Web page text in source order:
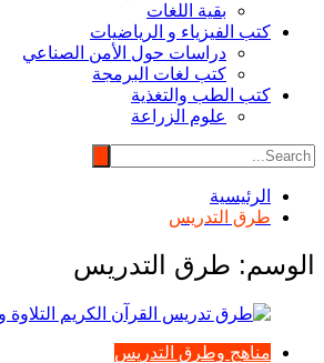
بقية اللغات
كتب الفيزياء و الرياضيات
دراسات حول الأمن الصناعي
كتب لغات البرمجة
كتب الطب والتغذية
علوم الزراعة
الرئيسية
طرق التدريس
الوسم: طرق التدريس
مناهج وطرق التدريس